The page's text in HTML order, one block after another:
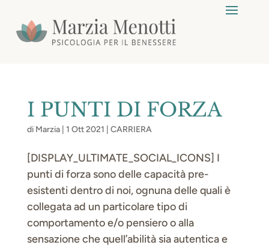
I PUNTI DI FORZA
di Marzia| 1 Ott 2021 CARRIERA
[DISPLAY_ULTIMATE_SOCIAL_ICONS] I
punti di forza sono delle capacità pre-
esistenti dentro di noi, ognuna delle quali è
collegata ad un particolare tipo di
comportamento e/o pensiero o alla
sensazione che quell’abilità sia autentica e